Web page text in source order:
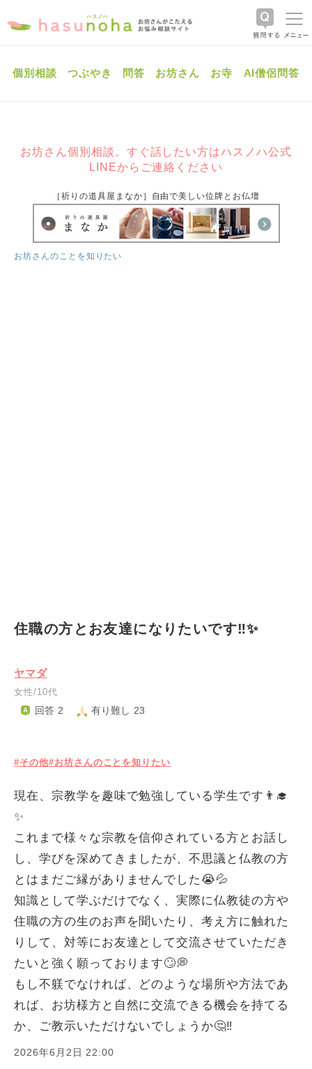
個別相談 つぶやき 問答 お坊さん お寺 AI僧侶問答
お坊さん個別相談。すぐ話したい方はハスノハ公式
LINEからご連絡ください
［祈りの道具屋まなか］自由で美しい位牌とお仏壇
お坊さんのことを知りたい
住職の方とお友達になりたいです‼️✨
ヤマダ
女性/10代
回答 2 有り難し 23
#その他#お坊さんのことを知りたい
現在、宗教学を趣味で勉強している学生です👨‍🎓
✨
これまで様々な宗教を信仰されている方とお話し
し、学びを深めてきましたが、不思議と仏教の方
とはまだご縁がありませんでした😭💦
​知識として学ぶだけでなく、実際に仏教徒の方や
住職の方の生のお声を聞いたり、考え方に触れた
りして、対等にお友達として交流させていただき
たいと強く願っております🙄💭
​もし不躾でなければ、どのような場所や方法であ
れば、お坊様方と自然に交流できる機会を持てる
か、ご教示いただけないでしょうか🤔‼️
2026年6月2日 22:00